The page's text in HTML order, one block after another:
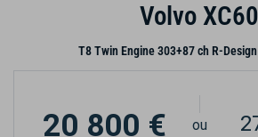
Volvo XC60
T8 Twin Engine 303+87 ch R-
20 800 € ou